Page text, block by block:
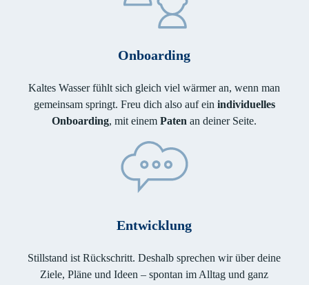
Onboarding
Kaltes Wasser fühlt sich gleich viel wärmer an, wenn man
gemeinsam springt. Freu dich also auf ein individuelles
Onboarding, mit einemPatenan deiner Seite.
Entwicklung
Stillstand ist Rückschritt. Deshalb sprechen wir über deine
Ziele, Pläne und Ideen – spontan im Alltag und ganz